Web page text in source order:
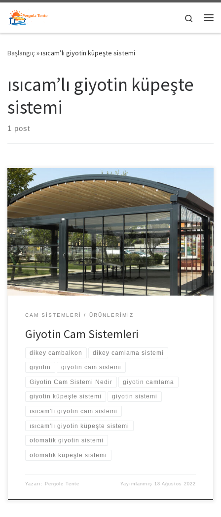
Skip to content
Search
Başlangıç »ısıcam’lı giyotin küpeşte sistemi
ısıcam’lı giyotin küpeşte
sistemi
1 post
Giyotin Cam Sistemleri Özellikle açık hizmet alanı bulunan iş
yerlerinde, sıcak ve soğuğa karşı cam uygulamaları yapılmaktadır.
Giyotin cam sistemi sayesinde iş yerleri daha verimli
çalışabilmektedir. Giyotin cam sistemleri, en kaliteli malzemeler
kullanılarak birinci sınıf işçilikle firmamız tarafından sunulan
hizmetlerdendir. Manuel ve otomatik tercihi ile kullanıcıların
beğenisine sunduğumuz ürünlerimiz garanti […]
CAM SISTEMLERI ÜRÜNLERIMIZ
Giyotin Cam Sistemleri
dikey cambalkon dikey camlama sistemi
giyotin giyotin cam sistemi
Giyotin Cam Sistemi Nedir giyotin camlama
giyotin küpeşte sistemi giyotin sistemi
ısıcam'lı giyotin cam sistemi
ısıcam'lı giyotin küpeşte sistemi
otomatik giyotin sistemi
otomatik küpeşte sistemi
Yazarı: Pergole Tente Yayımlanmış 18 Ağustos 2022